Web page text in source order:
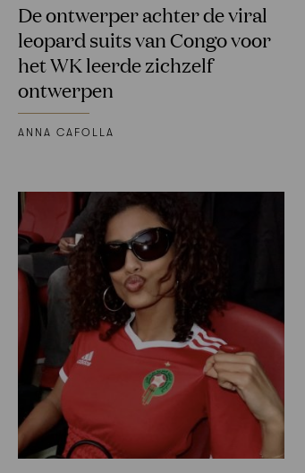
De ontwerper achter de viral
leopard suits van Congo voor
het WK leerde zichzelf
ontwerpen
ANNA CAFOLLA